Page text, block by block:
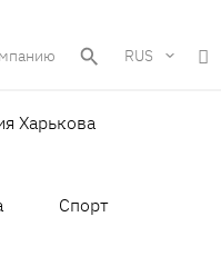
RUS
Харькова
Спорт